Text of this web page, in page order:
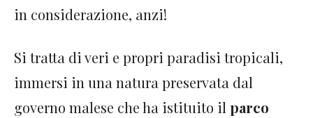
in considerazione, anzi!
Si tratta di veri e propri paradisi tropicali,
immersi in una natura preservata dal
governo malese che ha istituito il parco